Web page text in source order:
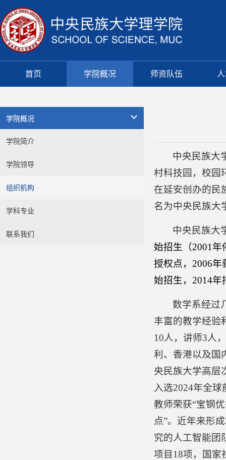
首页 学院概况 师资队伍
学院概况
学院简介
学院领导
组织机构
学科专业
联系我们
中央民族大
村科技园，校园
在延安创办的民
名为中央民族大
中央民族大
始招生（2001年
授权点，2006年
始招生，2014年
数学系经过
丰富的教学经验
10人，讲师3人
利、香港以及国
央民族大学高层
入选2024年全
教师荣获“宝钢
点”。近年来形
究的人工智能团
项目18项，国家